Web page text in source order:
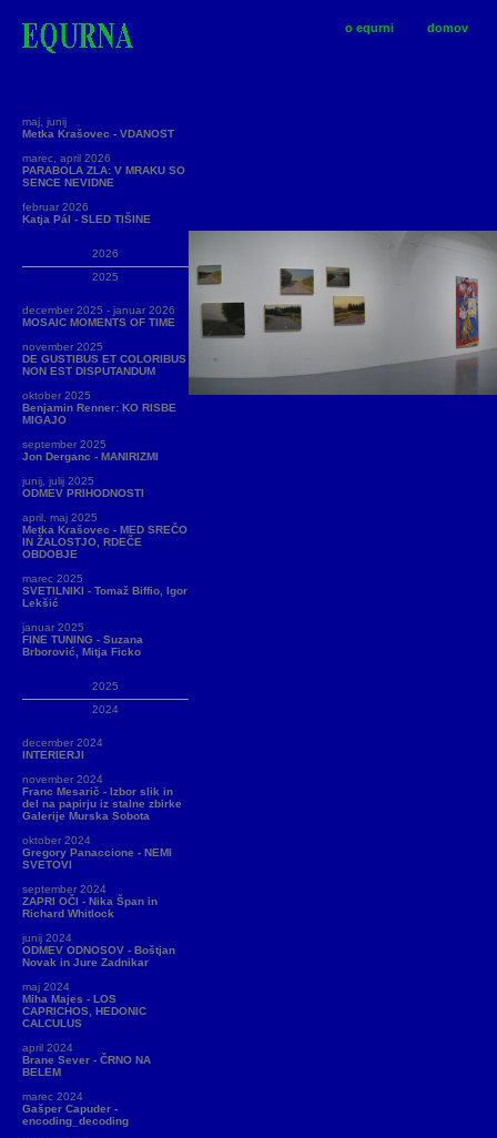
o equrni domov
maj, junij
Metka Krašovec - VDANOST
marec, april 2026
PARABOLA ZLA: V MRAKU SO
SENCE NEVIDNE
februar 2026
Katja Pál - SLED TIŠINE
2026
2025
december 2025 - januar 2026
MOSAIC MOMENTS OF TIME
november 2025
DE GUSTIBUS ET COLORIBUS
NON EST DISPUTANDUM
oktober 2025
Benjamin Renner: KO RISBE
MIGAJO
september 2025
Jon Derganc - MANIRIZMI
junij, julij 2025
ODMEV PRIHODNOSTI
april, maj 2025
Metka Krašovec - MED SREČO
IN ŽALOSTJO, RDEČE
OBDOBJE
marec 2025
SVETILNIKI - Tomaž Biffio, Igor
Lekšić
januar 2025
FINE TUNING - Suzana
Brborović, Mitja Ficko
2025
2024
december 2024
INTERIERJI
november 2024
Franc Mesarič - Izbor slik in
del na papirju iz stalne zbirke
Galerije Murska Sobota
oktober 2024
Gregory Panaccione - NEMI
SVETOVI
september 2024
ZAPRI OČI - Nika Špan in
Richard Whitlock
junij 2024
ODMEV ODNOSOV - Boštjan
Novak in Jure Zadnikar
maj 2024
Miha Majes - LOS
CAPRICHOS, HEDONIC
CALCULUS
april 2024
Brane Sever - ČRNO NA
BELEM
marec 2024
Gašper Capuder -
encoding_decoding